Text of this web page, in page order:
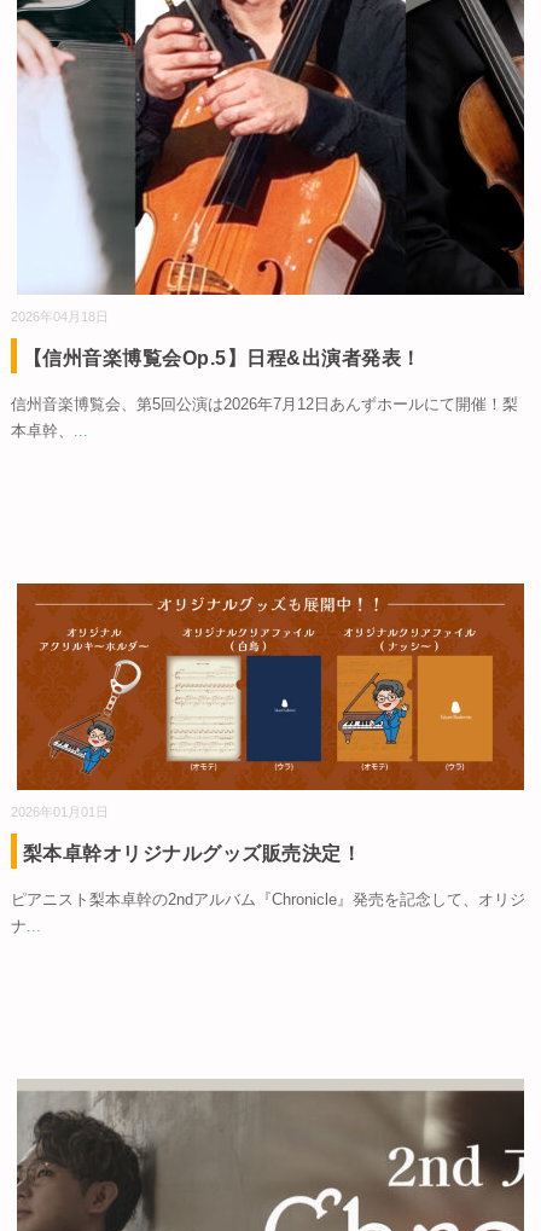
2026年04月18日
【信州音楽博覧会Op.5】日程&出演者発表！
信州音楽博覧会、第5回公演は2026年7月12日あんずホールにて開催！梨
本卓幹、 ...
2026年01月01日
梨本卓幹オリジナルグッズ販売決定！
ピアニスト梨本卓幹の2ndアルバム『Chronicle』発売を記念して、オリジ
ナ